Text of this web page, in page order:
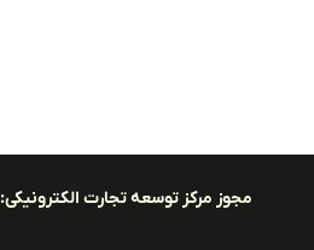
مجوز مرکز توسعه تجارت الکترونیکی: